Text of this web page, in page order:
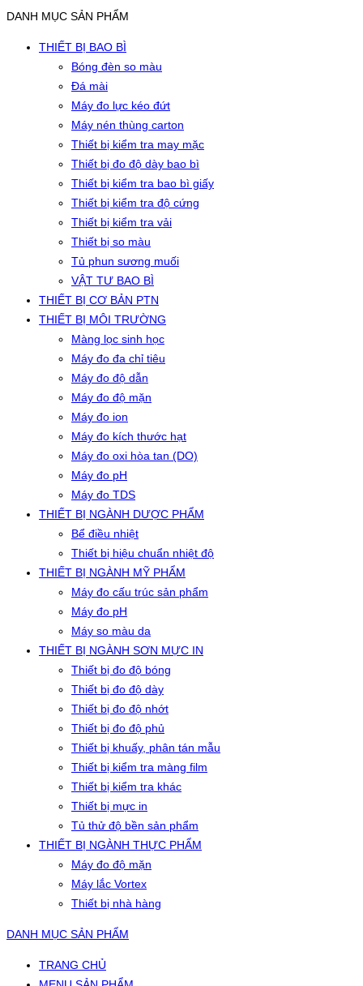
DANH MỤC SẢN PHẨM
THIẾT BỊ BAO BÌ
Bóng đèn so màu
Đá mài
Máy đo lực kéo đứt
Máy nén thùng carton
Thiết bị kiểm tra may mặc
Thiết bị đo độ dày bao bì
Thiết bị kiểm tra bao bì giấy
Thiết bị kiểm tra độ cứng
Thiết bị kiểm tra vải
Thiết bị so màu
Tủ phun sương muối
VẬT TƯ BAO BÌ
THIẾT BỊ CƠ BẢN PTN
THIẾT BỊ MÔI TRƯỜNG
Màng lọc sinh học
Máy đo đa chỉ tiêu
Máy đo độ dẫn
Máy đo độ mặn
Máy đo ion
Máy đo kích thước hạt
Máy đo oxi hòa tan (DO)
Máy đo pH
Máy đo TDS
THIẾT BỊ NGÀNH DƯỢC PHẨM
Bể điều nhiệt
Thiết bị hiệu chuẩn nhiệt độ
THIẾT BỊ NGÀNH MỸ PHẨM
Máy đo cấu trúc sản phẩm
Máy đo pH
Máy so màu da
THIẾT BỊ NGÀNH SƠN MỰC IN
Thiết bị đo độ bóng
Thiết bị đo độ dày
Thiết bị đo độ nhớt
Thiết bị đo độ phủ
Thiết bị khuấy, phân tán mẫu
Thiết bị kiểm tra màng film
Thiết bị kiểm tra khác
Thiết bị mực in
Tủ thử độ bền sản phẩm
THIẾT BỊ NGÀNH THỰC PHẨM
Máy đo độ mặn
Máy lắc Vortex
Thiết bị nhà hàng
DANH MỤC SẢN PHẨM
TRANG CHỦ